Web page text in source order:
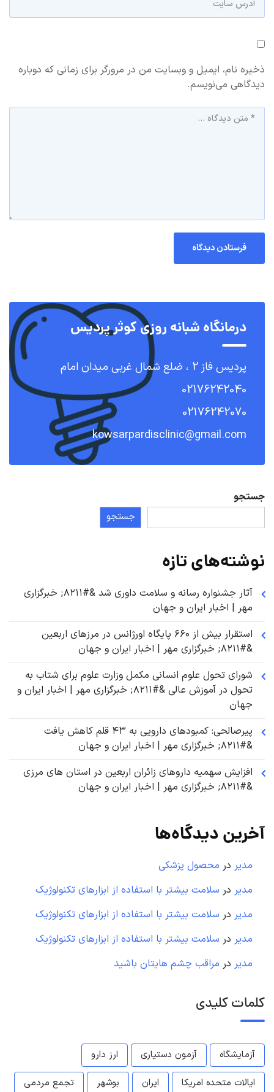
ذخیره نام، ایمیل و وبسایت من در مرورگر برای زمانی که دوباره
دیدگاهی می‌نویسم.
درمانگاه شبانه روزی کوثر پردیس
پردیس فاز 2 ، ضلع شمال غربی میدان امام
02176242040
02176242070
kowsarpardisclinic@gmail.com
جستجو
جستجو
نوشته‌های تازه
آثار جشنواره رسانه و سلامت داوری شد &#۸۲۱۱; خبرگزاری
مهر | اخبار ایران و جهان
استقرار بیش از ۶۶۰ پایگاه اورژانس در مرزهای اربعین
&#۸۲۱۱; خبرگزاری مهر | اخبار ایران و جهان
شورای تحول علوم انسانی مکمل وزارت علوم برای شتاب به
تحول در آموزش عالی &#۸۲۱۱; خبرگزاری مهر | اخبار ایران و
جهان
پیرصالحی: کمبودهای دارویی به ۴۳ قلم کاهش یافت
&#۸۲۱۱; خبرگزاری مهر | اخبار ایران و جهان
افزایش سهمیه داروهای زائران اربعین در استان های مرزی
&#۸۲۱۱; خبرگزاری مهر | اخبار ایران و جهان
آخرین دیدگاه‌ها
مدیر در محصول پزشکی
مدیر در سلامت بیشتر با استفاده از ابزارهای تکنولوژیک
مدیر در سلامت بیشتر با استفاده از ابزارهای تکنولوژیک
مدیر در سلامت بیشتر با استفاده از ابزارهای تکنولوژیک
مدیر در مراقب چشم هایتان باشید
کلمات کلیدی
آزمایشگاه آزمون دستیاری
ارز دارو
ایالات متحده امریکا
ایران بوشهر
تجمع مردمی